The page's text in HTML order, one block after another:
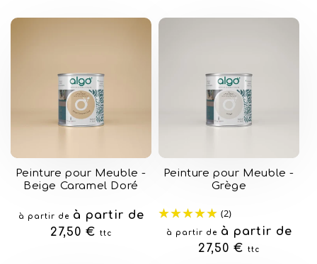
Peinture pour Meuble -
Beige Caramel Doré
Prix
habituel
à partir de
à partir de
27,50 €
ttc
Peinture pour Meuble -
Grège
(2)
Prix
habituel
à partir de
à partir de
27,50 €
ttc